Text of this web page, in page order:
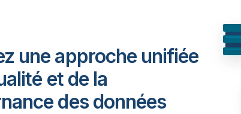
une approche unifiée
et de la
des données